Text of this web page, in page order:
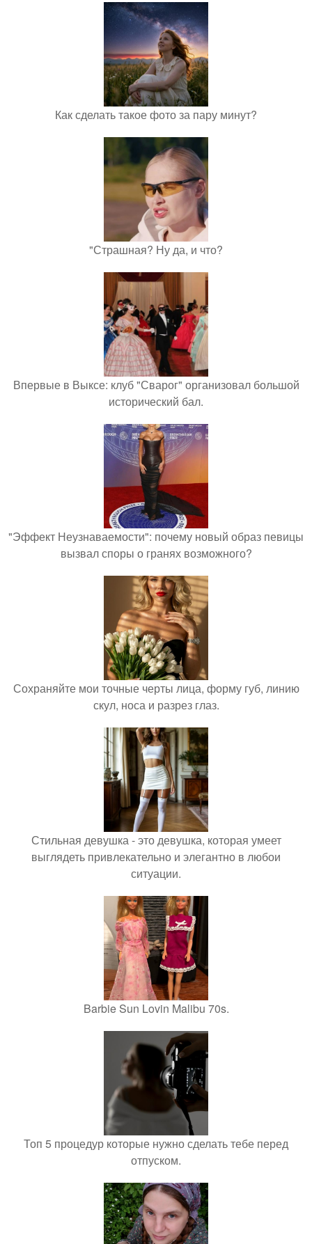
Как сделать такое фото за пару минут?
"Страшная? Ну да, и что?
Впервые в Выксе: клуб "Сварог" организовал большой
исторический бал.
"Эффект Неузнаваемости": почему новый образ певицы
вызвал споры о гранях возможного?
Сохраняйте мои точные черты лица, форму губ, линию
скул, носа и разрез глаз.
Стильная девушка - это девушка, которая умеет
выглядеть привлекательно и элегантно в любои
ситуации.
Barbie Sun Lovin Malibu 70s.
Топ 5 процедур которые нужно сделать тебе перед
отпуском.